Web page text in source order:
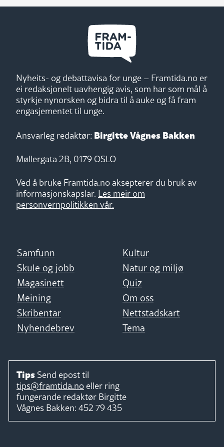
Nyheits- og debattavisa for unge – Framtida.no er
ei redaksjonelt uavhengig avis, som har som mål å
styrkje nynorsken og bidra til å auke og få fram
engasjementet til unge.
Ansvarleg redaktør: Birgitte Vågnes Bakken
Møllergata 2B, 0179 OSLO
Ved å bruke Framtida.no aksepterer du bruk av
informasjonskapslar. Les meir om
personvernpolitikken vår.
Samfunn
Kultur
Skule og jobb
Natur og miljø
Magasinett
Quiz
Meining
Om oss
Skribentar
Nettstadskart
Nyhendebrev
Tema
Tips Send epost til
tips@framtida.no eller ring
fungerande redaktør Birgitte
Vågnes Bakken: 452 79 435